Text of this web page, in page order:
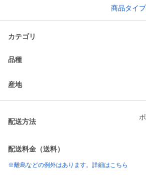
商品タイ
カテゴリ
品種
産地
配送方法
配送料金（送料）
※離島などの例外はあります。詳細はこちら